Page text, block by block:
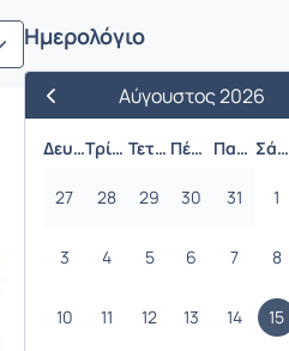
Ημερολόγιο
Προηγούμενος Μήνας
Αύγουστος 2026
Δευτέρα
Τρίτη Τετάρτη Πέμπτη Παρασκευή Σάββατο
27 28 29 30 31 1
3 4 5 6 7 8
10 11 12 13 14 15